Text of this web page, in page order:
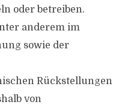
oder betreiben.
anderem im
sowie der
Rückstellungen
von